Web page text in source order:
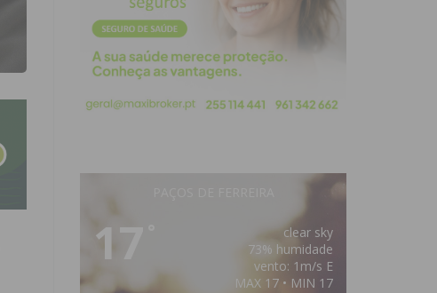
17
clear sky
73% humidade
vento: 1m/s E
MAX 17 • MIN 17